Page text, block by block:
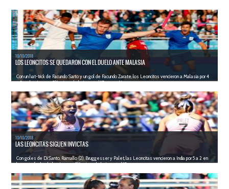
LEER MÁS
10/10/2018
LOS LEONCITOS SE QUEDARON CON EL DUELO ANTE MALASIA
Con un hat-trick de Facundo Sarto y un gol de Facundo Zarate, los Leoncitos vencieron a Malasia por 4
a 2 en los Juegos Olímpicos de la Juventud "Buenos Aires...
LEER MÁS
10/10/2018
LAS LEONCITAS SIGUEN INVICTAS
Con goles de Di Santo, Ramallo (2), Bruggesser y Palet, las Leoncitas vencieron a India por 5 a 2 en
la cuarta fecha de los Juegos Olímpicos de la Juventud "B...
LEER MÁS